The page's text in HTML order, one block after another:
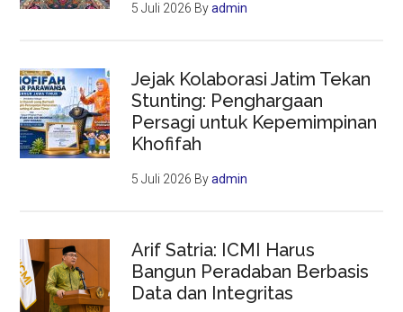
5 Juli 2026 Byadmin
Jejak Kolaborasi Jatim Tekan
Stunting: Penghargaan
Persagi untuk Kepemimpinan
Khofifah
5 Juli 2026 Byadmin
Arif Satria: ICMI Harus
Bangun Peradaban Berbasis
Data dan Integritas